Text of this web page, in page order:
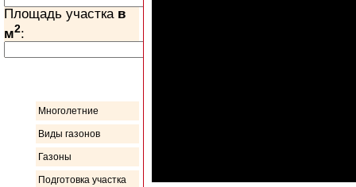
Площадь участка в
м2:
Многолетние
Виды газонов
Газоны
Подготовка участка